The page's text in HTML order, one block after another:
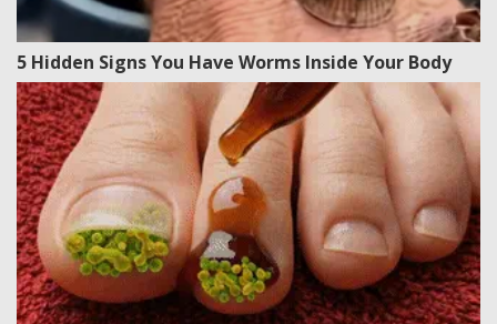
5 Hidden Signs You Have Worms Inside Your Body